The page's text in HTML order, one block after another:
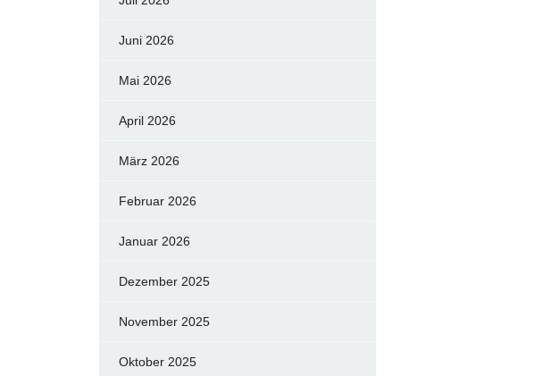
Juni 2026
Mai 2026
April 2026
März 2026
Februar 2026
Januar 2026
Dezember 2025
November 2025
Oktober 2025